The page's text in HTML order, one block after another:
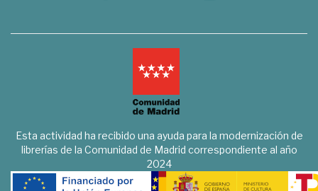
Esta actividad ha recibido una ayuda para la modernización de
librerías de la Comunidad de Madrid correspondiente al año
2024